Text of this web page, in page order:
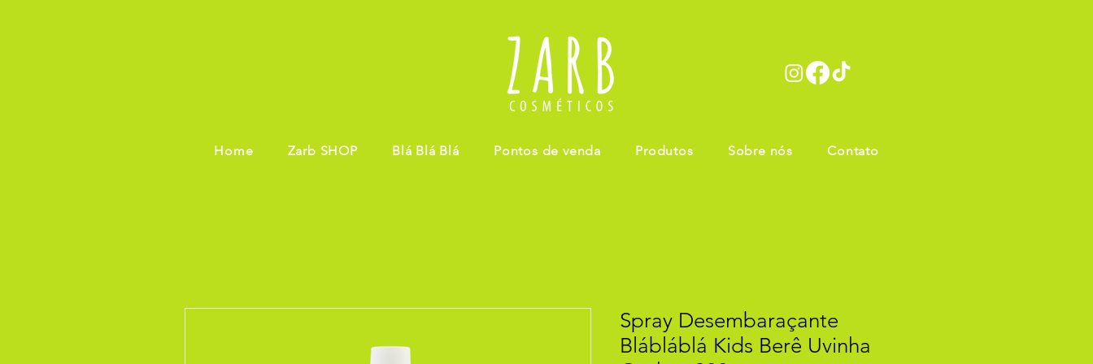
Home Zarb SHOP Blá Blá Blá Pontos de venda Produtos Sobre nós Contato
Spray Desembaraçante
Blábláblá Kids Berê Uvinha